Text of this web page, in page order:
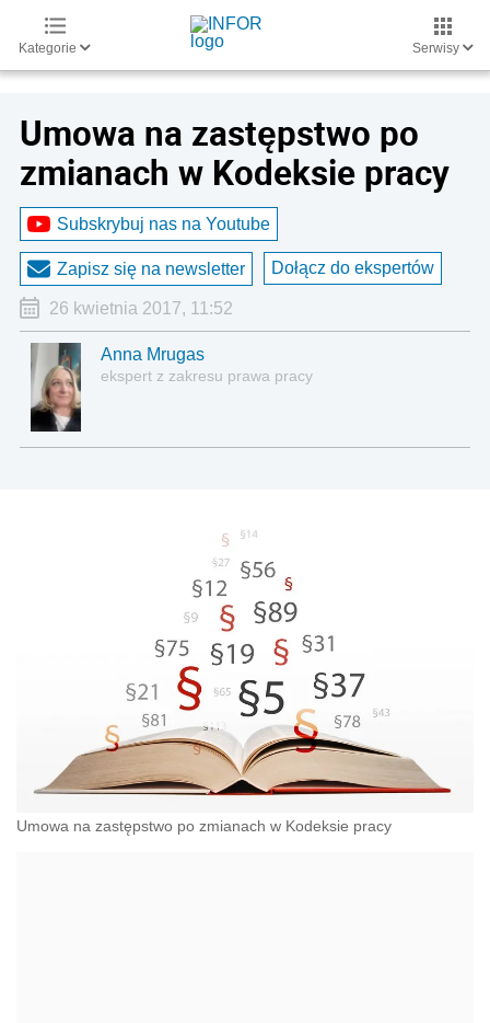
Kategorie Serwisy
Umowa na zastępstwo po
zmianach w Kodeksie pracy
Subskrybuj nas na Youtube
Zapisz się na newsletter Dołącz do ekspertów
26 kwietnia 2017, 11:52
Anna Mrugas
ekspert z zakresu prawa pracy
Umowa na zastępstwo po zmianach w Kodeksie pracy